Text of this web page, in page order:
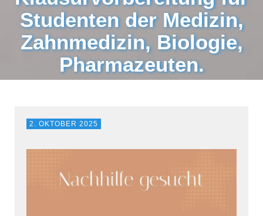
Studenten der Medizin,
Zahnmedizin, Biologie,
Pharmazeuten.
2. OKTOBER 2025